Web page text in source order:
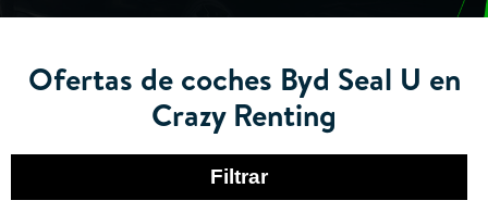
Ofertas de coches Byd Seal U en
Crazy Renting
Filtrar